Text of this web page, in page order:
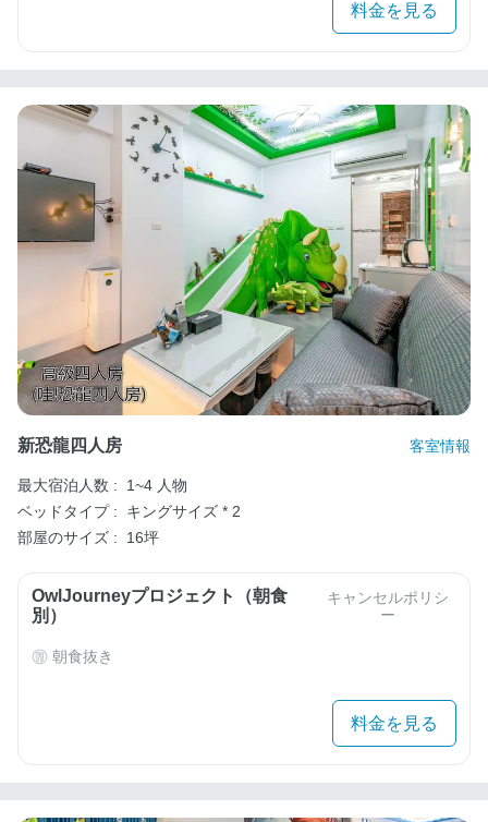
料金を見る
新恐龍四人房 客室情報
最大宿泊人数 :
1~4 人物
ベッドタイプ :
キングサイズ * 2
部屋のサイズ :
16坪
OwlJourneyプロジェクト（朝食
別）
キャンセルポリシ
ー
朝食抜き
料金を見る